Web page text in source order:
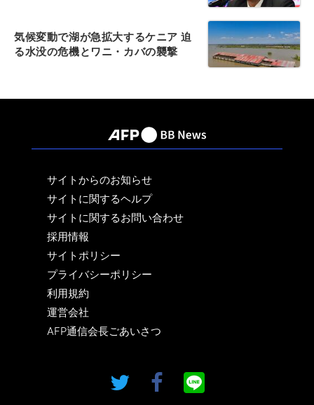
気候変動で湖が急拡大するケニア 迫
る水没の危機とワニ・カバの襲撃
サイトからのお知らせ
サイトに関するヘルプ
サイトに関するお問い合わせ
採用情報
サイトポリシー
プライバシーポリシー
利用規約
運営会社
AFP通信会長ごあいさつ